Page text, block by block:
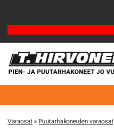
Varaosat » Puutarhakoneiden varaosat